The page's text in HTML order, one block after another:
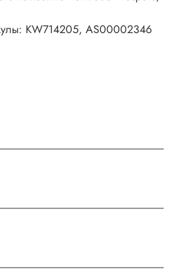
KW714205, AS00002346